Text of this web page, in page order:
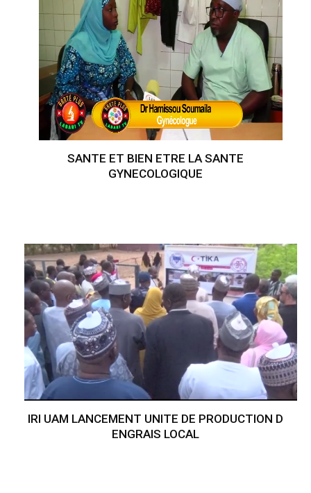
SANTE ET BIEN ETRE LA SANTE
GYNECOLOGIQUE
IRI UAM LANCEMENT UNITE DE PRODUCTION D
ENGRAIS LOCAL